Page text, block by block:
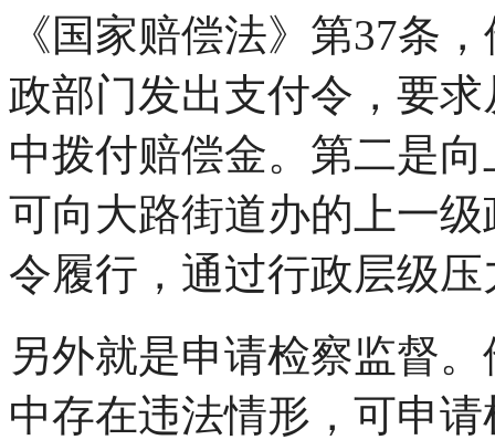
《国家赔偿法》第37条
政部门发出支付令，要
中拨付赔偿金。第二是
可向大路街道办的上一
令履行，通过行政层级
另外就是申请检察监督
中存在违法情形，可申